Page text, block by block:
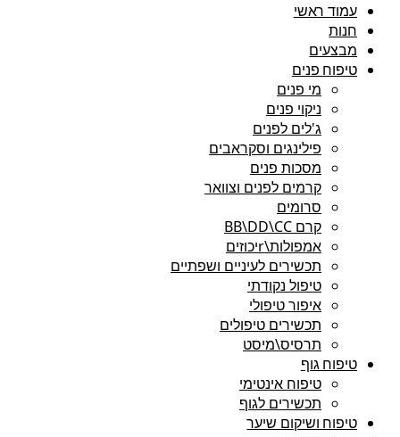
עמוד ראשי
חנות
מבצעים
טיפוח פנים
מי פנים
ניקוי פנים
ג'לים לפנים
פילינגים וסקראבים
מסכות פנים
קרמים לפנים וצוואר
סרומים
קרם BB\DD\CC
אמפולות\rיכוזים
תכשירים לעיניים ושפתיים
טיפול נקודתי
איפור טיפולי
תכשירים טיפולים
תרסיס\מיסט
טיפוח גוף
טיפוח אינטימי
תכשירים לגוף
טיפוח ושיקום שיער